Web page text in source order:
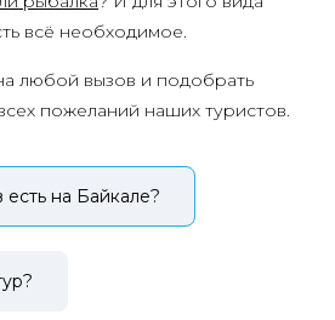
всё необходимое.
любой вызов и подобрать
пожеланий наших туристов.
на Байкале?